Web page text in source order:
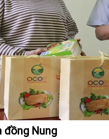
đồng Nung